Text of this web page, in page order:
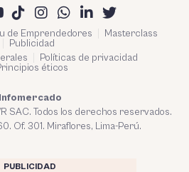
de Emprendedores
Masterclass
Publicidad
Políticas de privacidad
éticos
Infomercado
SAC. Todos los derechos reservados.
Of. 301. Miraflores, Lima-Perú.
PUBLICIDAD